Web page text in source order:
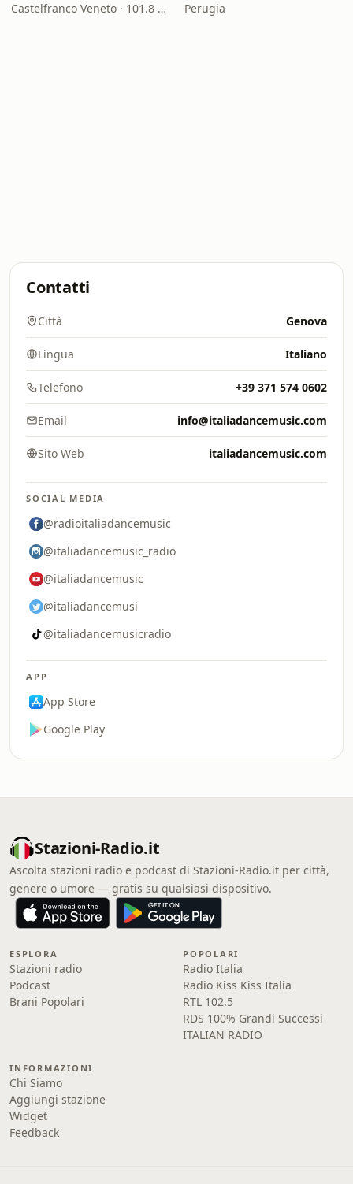
Castelfranco Veneto · 101.8 FM Perugia
Contatti
Città Genova
Lingua Italiano
Telefono +39 371 574 0602
Email info@italiadancemusic.com
Sito Web italiadancemusic.com
SOCIAL MEDIA
@radioitaliadancemusic
@italiadancemusic_radio
@italiadancemusic
@italiadancemusi
@italiadancemusicradio
APP
App Store
Google Play
Stazioni-Radio.it
Ascolta stazioni radio e podcast di Stazioni-Radio.it per città,
genere o umore — gratis su qualsiasi dispositivo.
ESPLORA
Stazioni radio
Podcast
Brani Popolari
POPOLARI
Radio Italia
Radio Kiss Kiss Italia
RTL 102.5
RDS 100% Grandi Successi
ITALIAN RADIO
INFORMAZIONI
Chi Siamo
Aggiungi stazione
Widget
Feedback